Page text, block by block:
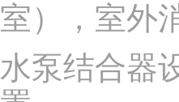
室），室外
水泵结合器